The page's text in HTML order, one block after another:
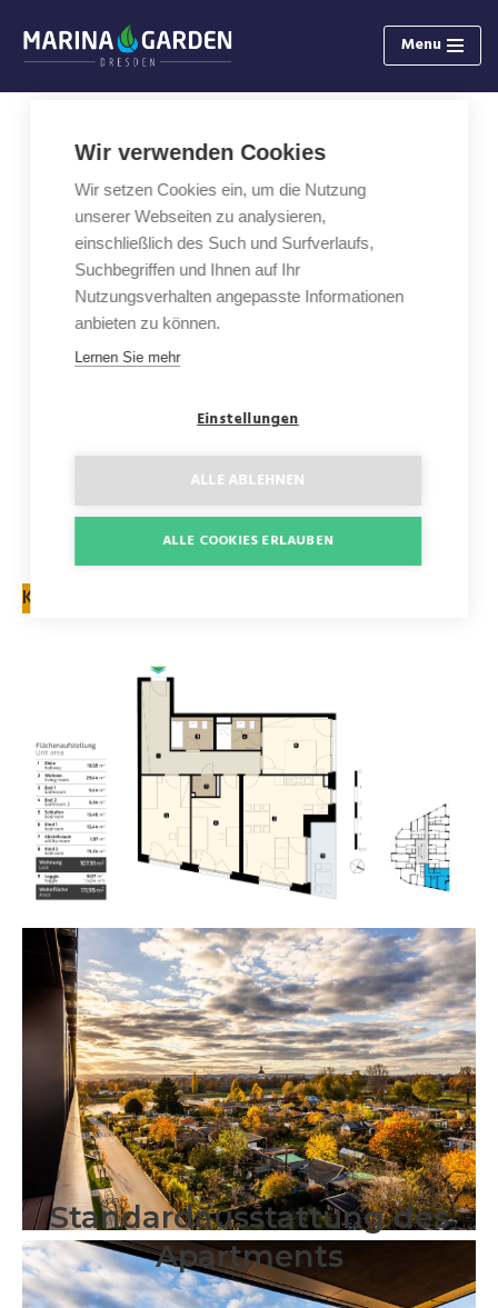
Zum
Inhalt
Menu
4-Zimmer Wohnung mit Loggia
D4.5
Fläche: 111,95 m²
Etage: 4
Loggia: 8,07 m²
Kaufpreis: 750 900 €
KONTAKTFORMULAR
Standardausstattung des
Apartments
Wir verwenden Cookies
Wir setzen Cookies ein, um die Nutzung
unserer Webseiten zu analysieren,
einschließlich des Such und Surfverlaufs,
Suchbegriffen und Ihnen auf Ihr
Nutzungsverhalten angepasste Informationen
anbieten zu können.
Lernen Sie mehr
Einstellungen
ALLE ABLEHNEN
ALLE COOKIES ERLAUBEN